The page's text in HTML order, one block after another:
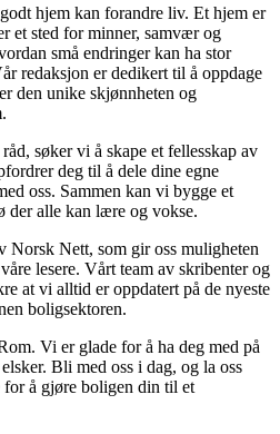
hjem kan forandre liv. Et hjem er
et sted for minner, samvær og
små endringer kan ha stor
redaksjon er dedikert til å oppdage
den unike skjønnheten og
søker vi å skape et fellesskap av
deg til å dele dine egne
oss. Sammen kan vi bygge et
der alle kan lære og vokse.
Norsk Nett, som gir oss muligheten
lesere. Vårt team av skribenter og
at vi alltid er oppdatert på de nyeste
boligsektoren.
Vi er glade for å ha deg med på
Bli med oss i dag, og la oss
for å gjøre boligen din til et